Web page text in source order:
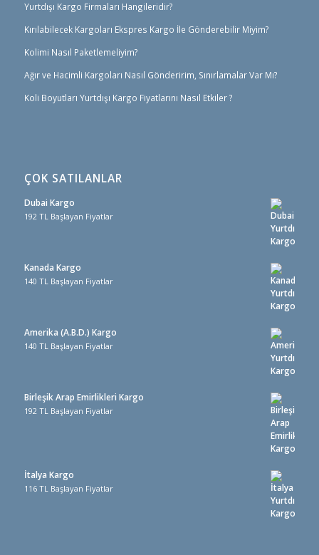
Yurtdışı Kargo Firmaları Hangileridir?
Kırılabilecek Kargoları Ekspres Kargo İle Gönderebilir Miyim?
Kolimi Nasıl Paketlemeliyim?
Ağır ve Hacimli Kargoları Nasıl Gönderirim, Sınırlamalar Var Mı?
Koli Boyutları Yurtdışı Kargo Fiyatlarını Nasıl Etkiler ?
ÇOK SATILANLAR
Dubai Kargo
192 TL Başlayan Fiyatlar
Kanada Kargo
140 TL Başlayan Fiyatlar
Amerika (A.B.D.) Kargo
140 TL Başlayan Fiyatlar
Birleşik Arap Emirlikleri Kargo
192 TL Başlayan Fiyatlar
İtalya Kargo
116 TL Başlayan Fiyatlar